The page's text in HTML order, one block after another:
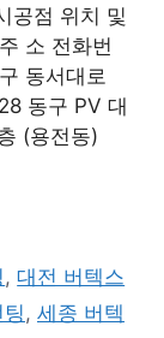
공점 위치 및
소 전화번
동서대로
동구 PV 대
(용전동)
,대전 버텍스
, 세종 버텍